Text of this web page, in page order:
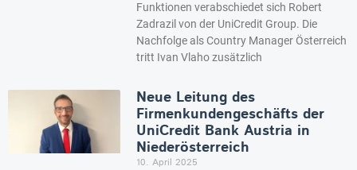
Funktionen verabschiedet sich Robert
Zadrazil von der UniCredit Group. Die
Nachfolge als Country Manager Österreich
tritt Ivan Vlaho zusätzlich
Neue Leitung des
Firmenkundengeschäfts der
UniCredit Bank Austria in
Niederösterreich
10. April 2025